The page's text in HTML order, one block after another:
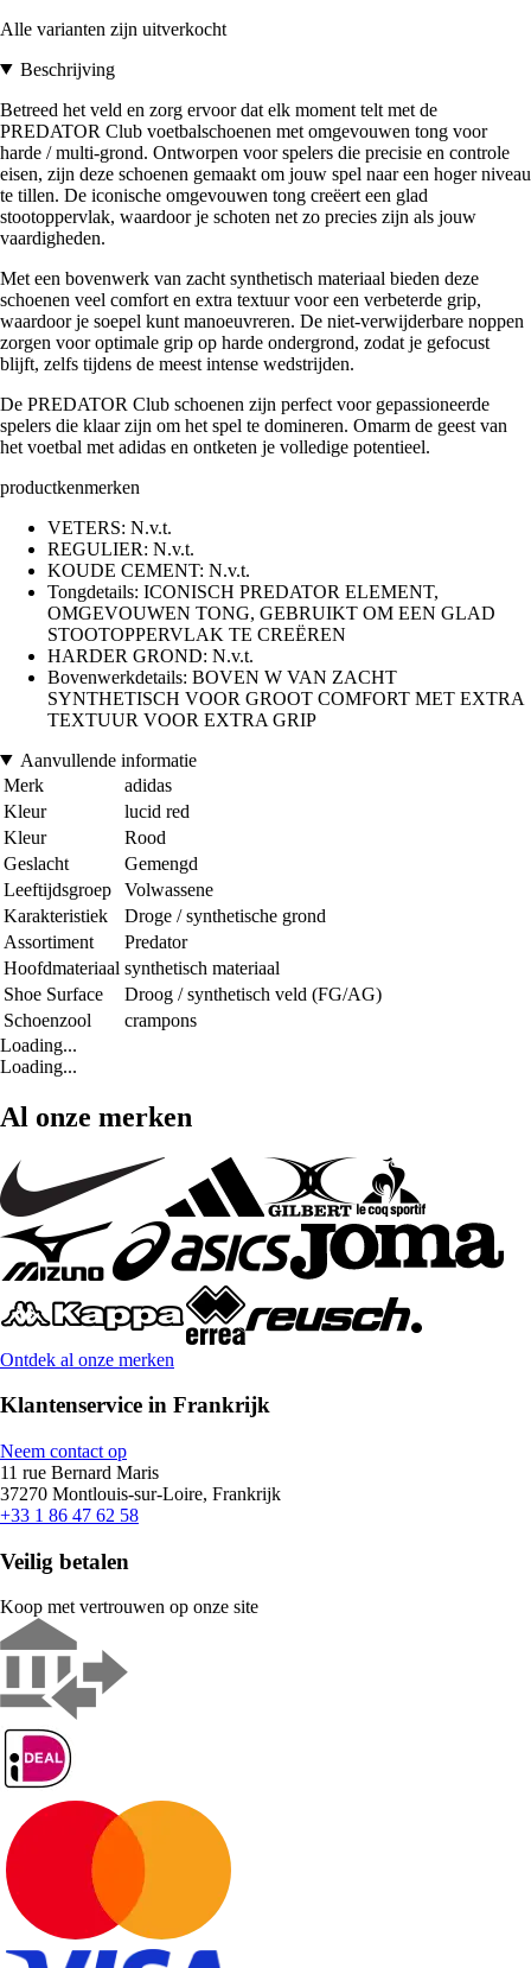
Alle varianten zijn uitverkocht
Beschrijving
Betreed het veld en zorg ervoor dat elk moment telt met de
PREDATOR Club voetbalschoenen met omgevouwen tong voor
harde / multi-grond. Ontworpen voor spelers die precisie en controle
eisen, zijn deze schoenen gemaakt om jouw spel naar een hoger niveau
te tillen. De iconische omgevouwen tong creëert een glad
stootoppervlak, waardoor je schoten net zo precies zijn als jouw
vaardigheden.
Met een bovenwerk van zacht synthetisch materiaal bieden deze
schoenen veel comfort en extra textuur voor een verbeterde grip,
waardoor je soepel kunt manoeuvreren. De niet-verwijderbare noppen
zorgen voor optimale grip op harde ondergrond, zodat je gefocust
blijft, zelfs tijdens de meest intense wedstrijden.
De PREDATOR Club schoenen zijn perfect voor gepassioneerde
spelers die klaar zijn om het spel te domineren. Omarm de geest van
het voetbal met adidas en ontketen je volledige potentieel.
productkenmerken
VETERS: N.v.t.
REGULIER: N.v.t.
KOUDE CEMENT: N.v.t.
Tongdetails: ICONISCH PREDATOR ELEMENT,
OMGEVOUWEN TONG, GEBRUIKT OM EEN GLAD
STOOTOPPERVLAK TE CREËREN
HARDER GROND: N.v.t.
Bovenwerkdetails: BOVEN W VAN ZACHT
SYNTHETISCH VOOR GROOT COMFORT MET EXTRA
TEXTUUR VOOR EXTRA GRIP
Aanvullende informatie
Merk
adidas
Kleur
lucid red
Kleur
Rood
Geslacht
Gemengd
Leeftijdsgroep
Volwassene
Karakteristiek
Droge / synthetische grond
Assortiment
Predator
Hoofdmateriaal synthetisch materiaal
Shoe Surface
Droog / synthetisch veld (FG/AG)
Schoenzool
crampons
Loading...
Loading...
Al onze merken
Ontdek al onze merken
Klantenservice in Frankrijk
Neem contact op
11 rue Bernard Maris
37270 Montlouis-sur-Loire, Frankrijk
+33 1 86 47 62 58
Veilig betalen
Koop met vertrouwen op onze site